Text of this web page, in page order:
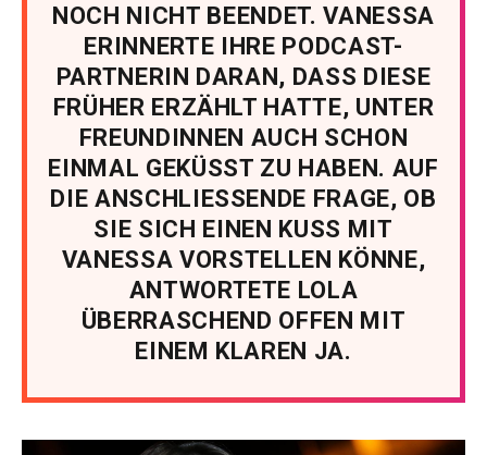
NOCH NICHT BEENDET. VANESSA
ERINNERTE IHRE PODCAST-
PARTNERIN DARAN, DASS DIESE
FRÜHER ERZÄHLT HATTE, UNTER
FREUNDINNEN AUCH SCHON
EINMAL GEKÜSST ZU HABEN. AUF
DIE ANSCHLIESSENDE FRAGE, OB
SIE SICH EINEN KUSS MIT
VANESSA VORSTELLEN KÖNNE,
ANTWORTETE LOLA
ÜBERRASCHEND OFFEN MIT
EINEM KLAREN JA.